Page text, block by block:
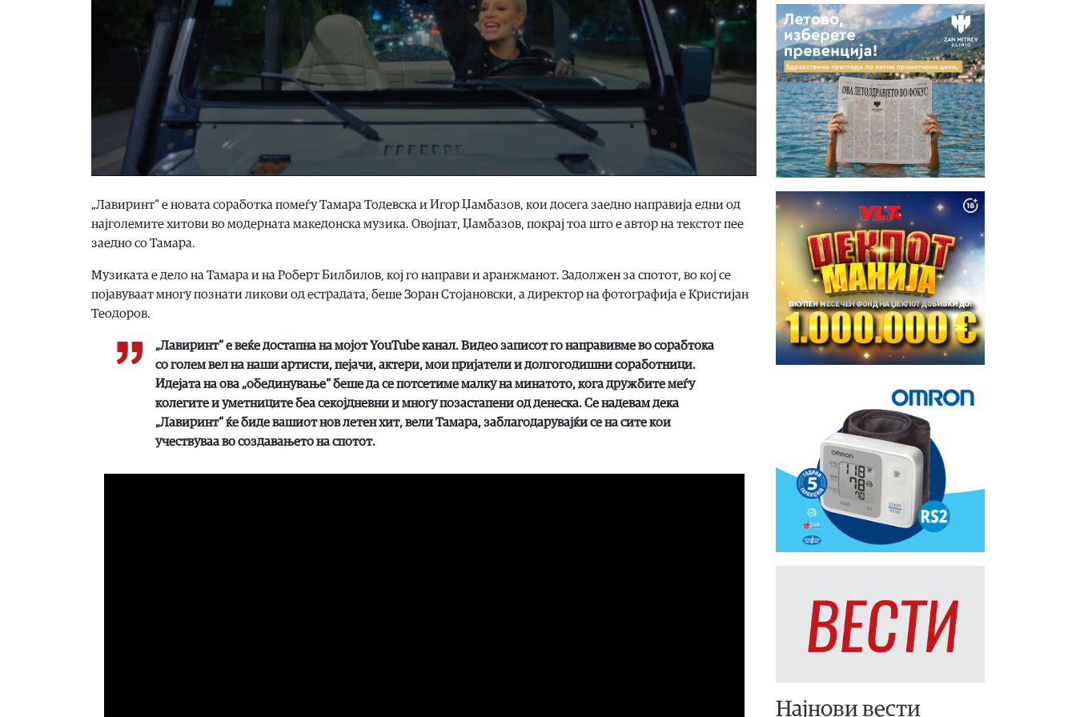
„Лавиринт“ е новата соработка помеѓу Тамара Тодевска и Игор Џамбазов, кои досега заедно направија едни од
најголемите хитови во модерната македонска музика. Овојпат, Џамбазов, покрај тоа што е автор на текстот пее
заедно со Тамара.
Музиката е дело на Тамара и на Роберт Билбилов, кој го направи и аранжманот. Задолжен за спотот, во кој се
појавуваат многу познати ликови од естрадата, беше Зоран Стојановски, а директор на фотографија е Кристијан
Теодоров.
„Лавиринт“ е веќе достапна на мојот YouTube канал. Видео записот го направивме во сорабтока
со голем вел на наши артисти, пејачи, актери, мои пријатели и долгогодишни соработници.
Идејата на ова „обединување“ беше да се потсетиме малку на минатото, кога дружбите меѓу
колегите и уметниците беа секојдневни и многу позастапени од денеска. Се надевам дека
„Лавиринт“ ќе биде вашиот нов летен хит, вели Тамара, заблагодарувајќи се на сите кои
учествуваа во создавањето на спотот.
Најнови вести